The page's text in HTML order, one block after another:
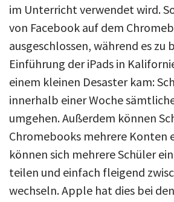
im Unterricht verwendet wird.
von Facebook auf dem
ausgeschlossen, während es zu
Einführung der iPads in
einem kleinen Desaster kam:
innerhalb einer Woche
umgehen. Außerdem können
Chromebooks mehrere Konten
können sich mehrere Schüler
teilen und einfach fleigend
wechseln. Apple hat dies bei